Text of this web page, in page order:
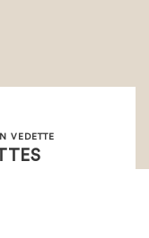
VEDETTE